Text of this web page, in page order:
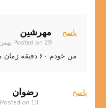
مهرشین
Posted on 29 بهمن 1395 at 10:05 ق.ظ
پاسخ
من خودم ۶۰ دقیقه زمان میدم.
رضوان
Posted on 13 اردیبهشت 1396 at 5:04 ب.ظ
پاسخ